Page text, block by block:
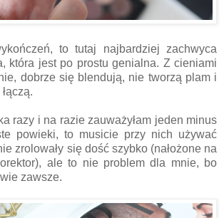
to tutaj najbardziej zachwyca
która jest po prostu genialna. Z cieniami
dobrze się blendują, nie tworzą plam i
razy i na razie zauważyłam jeden minus
powieki, to musicie przy nich używać
zrolowały się dość szybko (nałożone na
ale to nie problem dla mnie, bo
zawsze.